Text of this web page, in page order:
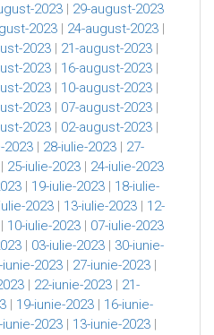
2023 | 29-august-2023
2023 | 24-august-2023 |
2023 | 21-august-2023 |
2023 | 16-august-2023 |
2023 | 10-august-2023 |
2023 | 07-august-2023 |
2023 | 02-august-2023 |
2023 | 28-iulie-2023 | 27-
| 25-iulie-2023 | 24-iulie-2023
| 19-iulie-2023 | 18-iulie-
2023 | 13-iulie-2023 | 12-
| 10-iulie-2023 | 07-iulie-2023
| 03-iulie-2023 | 30-iunie-
iunie-2023 | 27-iunie-2023 |
| 22-iunie-2023 | 21-
| 19-iunie-2023 | 16-iunie-
iunie-2023 | 13-iunie-2023 |